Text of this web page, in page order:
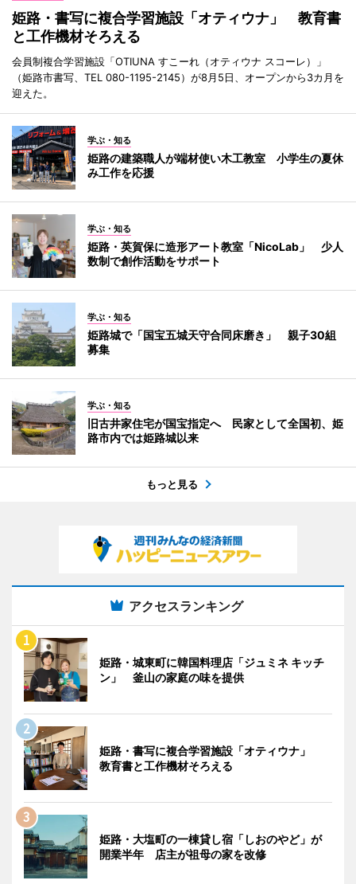
姫路・書写に複合学習施設「オティウナ」 教育書
と工作機材そろえる
会員制複合学習施設「OTIUNA すこーれ（オティウナ スコーレ）」
（姫路市書写、TEL 080-1195-2145）が8月5日、オープンから3カ月を
迎えた。
学ぶ・知る
姫路の建築職人が端材使い木工教室 小学生の夏休
み工作を応援
学ぶ・知る
姫路・英賀保に造形アート教室「NicoLab」 少人
数制で創作活動をサポート
学ぶ・知る
姫路城で「国宝五城天守合同床磨き」 親子30組
募集
学ぶ・知る
旧古井家住宅が国宝指定へ 民家として全国初、姫
路市内では姫路城以来
もっと見る
アクセスランキング
姫路・城東町に韓国料理店「ジュミネ キッチ
ン」 釜山の家庭の味を提供
姫路・書写に複合学習施設「オティウナ」
教育書と工作機材そろえる
姫路・大塩町の一棟貸し宿「しおのやど」が
開業半年 店主が祖母の家を改修